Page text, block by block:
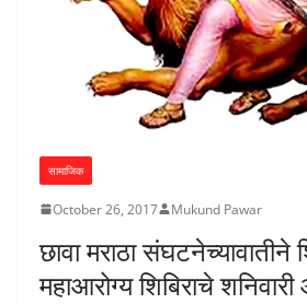
सामाजिक
October 26, 2017 Mukund Pawar
छावा मराठा संघटनेच्यावातीने
महाआरोग्य शिबिराचे